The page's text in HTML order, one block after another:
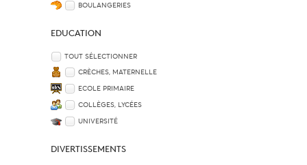
BOULANGERIES
EDUCATION
TOUT SÉLECTIONNER
CRÈCHES, MATERNELLE
ECOLE PRIMAIRE
COLLÈGES, LYCÉES
UNIVERSITÉ
DIVERTISSEMENTS